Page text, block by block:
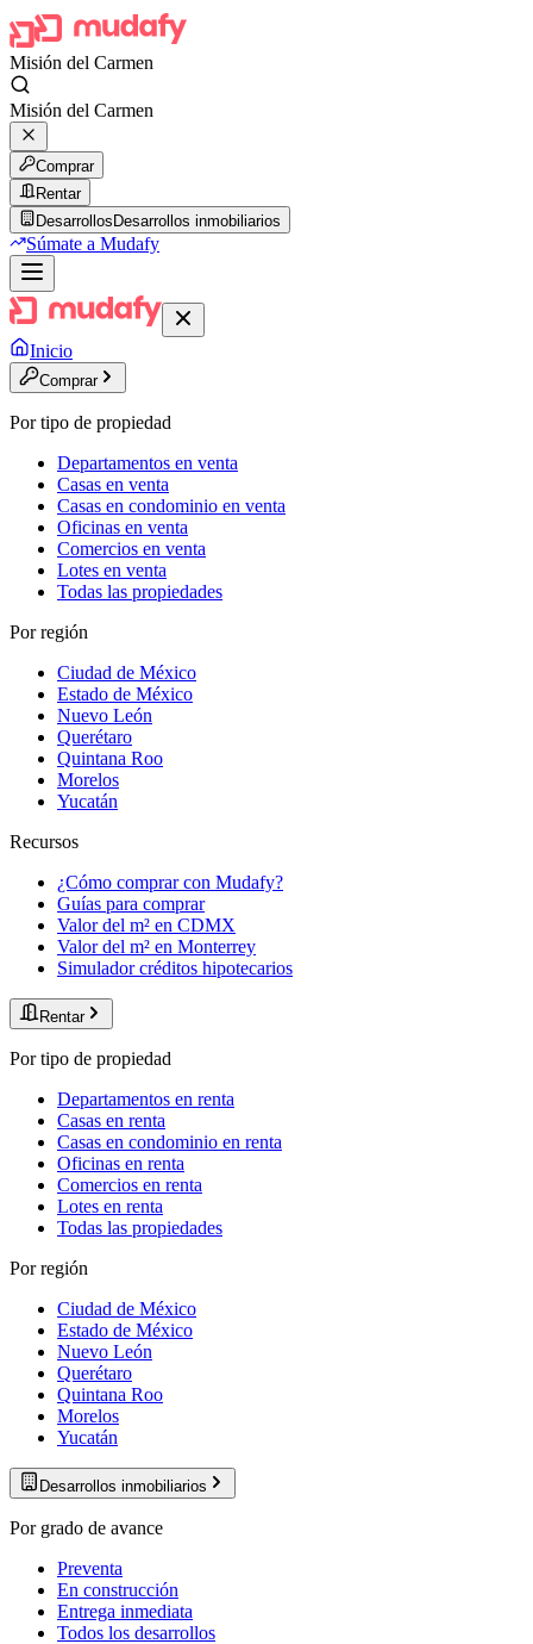
Misión del Carmen
Misión del Carmen
Comprar
Rentar
Desarrollos Desarrollos inmobiliarios
Súmate a Mudafy
Inicio
Comprar
Por tipo de propiedad
Departamentos en venta
Casas en venta
Casas en condominio en venta
Oficinas en venta
Comercios en venta
Lotes en venta
Todas las propiedades
Por región
Ciudad de México
Estado de México
Nuevo León
Querétaro
Quintana Roo
Morelos
Yucatán
Recursos
¿Cómo comprar con Mudafy?
Guías para comprar
Valor del m² en CDMX
Valor del m² en Monterrey
Simulador créditos hipotecarios
Rentar
Por tipo de propiedad
Departamentos en renta
Casas en renta
Casas en condominio en renta
Oficinas en renta
Comercios en renta
Lotes en renta
Todas las propiedades
Por región
Ciudad de México
Estado de México
Nuevo León
Querétaro
Quintana Roo
Morelos
Yucatán
Desarrollos inmobiliarios
Por grado de avance
Preventa
En construcción
Entrega inmediata
Todos los desarrollos